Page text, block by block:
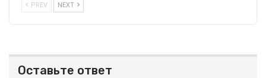
PREV NEXT
Оставьте ответ